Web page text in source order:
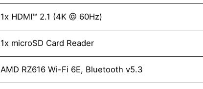
1x HDMI™ 2.1 (4K @ 60Hz)
1x microSD Card Reader
AMD RZ616 Wi-Fi 6E, Bluetooth v5.3